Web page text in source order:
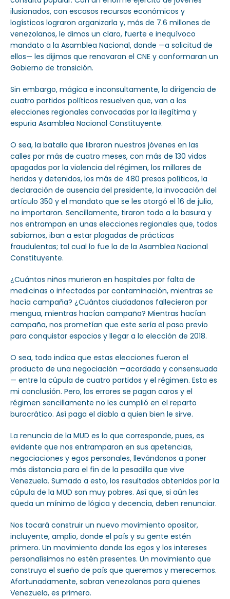
ilusionados, con escasos recursos económicos y
logísticos lograron organizarla y, más de 7.6 millones de
venezolanos, le dimos un claro, fuerte e inequívoco
mandato a la Asamblea Nacional, donde —a solicitud de
ellos— les dijimos que renovaran el CNE y conformaran un
Gobierno de transición.
Sin embargo, mágica e inconsultamente, la dirigencia de
cuatro partidos políticos resuelven que, van a las
elecciones regionales convocadas por la ilegítima y
espuria Asamblea Nacional Constituyente.
O sea, la batalla que libraron nuestros jóvenes en las
calles por más de cuatro meses, con más de 130 vidas
apagadas por la violencia del régimen, los millares de
heridos y detenidos, los más de 480 presos políticos, la
declaración de ausencia del presidente, la invocación del
artículo 350 y el mandato que se les otorgó el 16 de julio,
no importaron. Sencillamente, tiraron todo a la basura y
nos entrampan en unas elecciones regionales que, todos
sabíamos, iban a estar plagadas de prácticas
fraudulentas; tal cual lo fue la de la Asamblea Nacional
Constituyente.
¿Cuántos niños murieron en hospitales por falta de
medicinas o infectados por contaminación, mientras se
hacía campaña? ¿Cuántos ciudadanos fallecieron por
mengua, mientras hacían campaña? Mientras hacían
campaña, nos prometían que este sería el paso previo
para conquistar espacios y llegar a la elección de 2018.
O sea, todo indica que estas elecciones fueron el
producto de una negociación —acordada y consensuada
— entre la cúpula de cuatro partidos y el régimen. Esta es
mi conclusión. Pero, los errores se pagan caros y el
régimen sencillamente no les cumplió en el reparto
burocrático. Así paga el diablo a quien bien le sirve.
La renuncia de la MUD es lo que corresponde, pues, es
evidente que nos entramparon en sus apetencias,
negociaciones y egos personales, llevándonos a poner
más distancia para el fin de la pesadilla que vive
Venezuela. Sumado a esto, los resultados obtenidos por la
cúpula de la MUD son muy pobres. Así que, si aún les
queda un mínimo de lógica y decencia, deben renunciar.
Nos tocará construir un nuevo movimiento opositor,
incluyente, amplio, donde el país y su gente estén
primero. Un movimiento donde los egos y los intereses
personalísimos no estén presentes. Un movimiento que
construya el sueño de país que queremos y merecemos.
Afortunadamente, sobran venezolanos para quienes
Venezuela, es primero.